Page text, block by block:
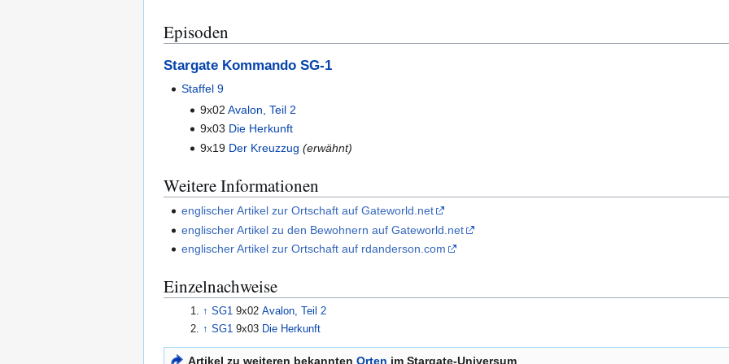
Episoden
Stargate Kommando SG-1
Staffel 9
9x02 Avalon, Teil 2
9x03 Die Herkunft
9x19 Der Kreuzzug (erwähnt)
Weitere Informationen
englischer Artikel zur Ortschaft auf Gateworld.net
englischer Artikel zu den Bewohnern auf Gateworld.net
englischer Artikel zur Ortschaft auf rdanderson.com
Einzelnachweise
↑ SG1 9x02 Avalon, Teil 2
↑ SG1 9x03 Die Herkunft
Artikel zu weiteren bekannten Orten im Stargate-Universum